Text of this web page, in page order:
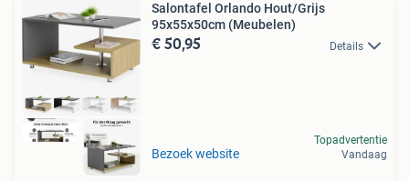
Salontafel Orlando Hout/Grijs
95x55x50cm (Meubelen)
€ 50,95 Details
Bezoek website
Topadvertentie
Vandaag